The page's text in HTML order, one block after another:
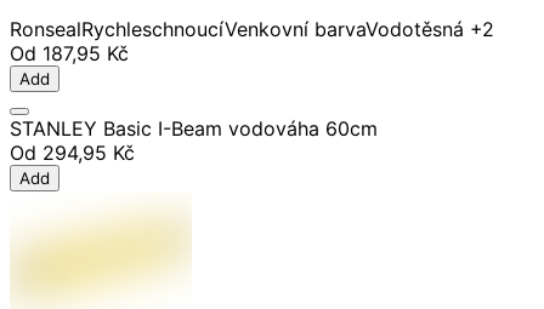
RonsealRychleschnoucíVenkovní barvaVodotěsná +2
Od 187,95 Kč
Add
STANLEY Basic I-Beam vodováha 60cm
Od 294,95 Kč
Add